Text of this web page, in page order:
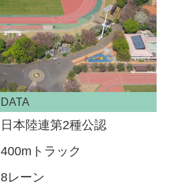
DATA
日本陸連第2種公認
400mトラック
8レーン